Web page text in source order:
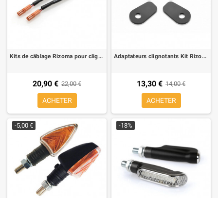
Kits de câblage Rizoma pour clignotant aftermarket pour Yamaha MT-07, MT-09
20,90 € 22,00 €
ACHETER
Adaptateurs clignotants Kit Rizoma, pour Triumph, Ducati Monster 821 (1 kit pour 2 clignotants)
13,30 € 14,00 €
ACHETER
-5,00 € -18%